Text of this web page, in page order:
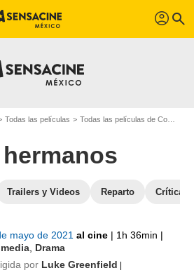
profil search
Todas las películas Todas las películas de Comedia
Trailers y Videos Reparto Críticas
mayo de 2021al cine | 1h 36min |
Drama
por Luke Greenfield